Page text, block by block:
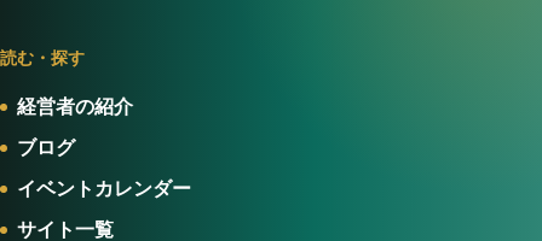
読む・探す
経営者の紹介
ブログ
イベントカレンダー
サイト一覧